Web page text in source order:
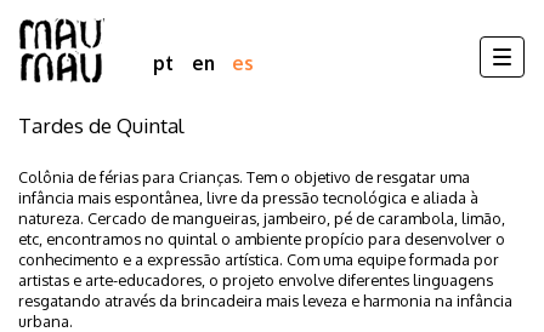
Pasar
contenido
principal
pt en es
Tardes de Quintal
Colônia de férias para Crianças. Tem o objetivo de resgatar uma
infância mais espontânea, livre da pressão tecnológica e aliada à
natureza. Cercado de mangueiras, jambeiro, pé de carambola, limão,
etc, encontramos no quintal o ambiente propício para desenvolver o
conhecimento e a expressão artística. Com uma equipe formada por
artistas e arte-educadores, o projeto envolve diferentes linguagens
resgatando através da brincadeira mais leveza e harmonia na infância
urbana.